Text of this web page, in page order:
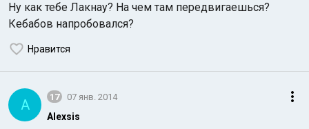
Ну как тебе Лакнау? На чем там передвигаешься?
Кебабов напробовался?
Нравится
A 17 07 янв. 2014
Alexsis